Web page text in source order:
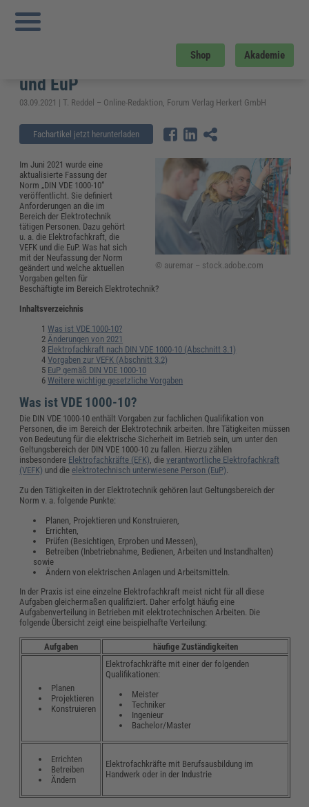
Shop Akademie
Sie sind hier:
Neue DIN VDE 1000-10: Geänderte Vorgaben für Elektrofachkraft, VEFK und EuP
Neue DIN VDE 1000-10: Geänderte
Vorgaben für Elektrofachkraft, VEFK
und EuP
03.09.2021 | T. Reddel – Online-Redaktion, Forum Verlag Herkert GmbH
Fachartikel jetzt herunterladen
© auremar – stock.adobe.com
Im Juni 2021 wurde eine
aktualisierte Fassung der
Norm „DIN VDE 1000-10“
veröffentlicht. Sie definiert
Anforderungen an die im
Bereich der Elektrotechnik
tätigen Personen. Dazu gehört
u. a. die Elektrofachkraft, die
VEFK und die EuP. Was hat sich
mit der Neufassung der Norm
geändert und welche aktuellen
Vorgaben gelten für
Beschäftigte im Bereich Elektrotechnik?
Inhaltsverzeichnis
Was ist VDE 1000-10?
Änderungen von 2021
Elektrofachkraft nach DIN VDE 1000-10 (Abschnitt 3.1)
Vorgaben zur VEFK (Abschnitt 3.2)
EuP gemäß DIN VDE 1000-10
Weitere wichtige gesetzliche Vorgaben
Was ist VDE 1000-10?
Die DIN VDE 1000-10 enthält Vorgaben zur fachlichen Qualifikation von
Personen, die im Bereich der Elektrotechnik arbeiten. Ihre Tätigkeiten müssen
von Bedeutung für die elektrische Sicherheit im Betrieb sein, um unter den
Geltungsbereich der DIN VDE 1000-10 zu fallen. Hierzu zählen
insbesondere Elektrofachkräfte (EFK), dieverantwortliche Elektrofachkraft
(VEFK) und dieelektrotechnisch unterwiesene Person (EuP).
Zu den Tätigkeiten in der Elektrotechnik gehören laut Geltungsbereich der
Norm v. a. folgende Punkte:
Planen, Projektieren und Konstruieren,
Errichten,
Prüfen (Besichtigen, Erproben und Messen),
Betreiben (Inbetriebnahme, Bedienen, Arbeiten und Instandhalten)
sowie
Ändern von elektrischen Anlagen und Arbeitsmitteln.
In der Praxis ist eine einzelne Elektrofachkraft meist nicht für all diese
Aufgaben gleichermaßen qualifiziert. Daher erfolgt häufig eine
Aufgabenverteilung in Betrieben mit elektrotechnischen Arbeiten. Die
folgende Übersicht zeigt eine beispielhafte Verteilung:
Aufgaben häufige Zuständigkeiten
Planen
Projektieren
Konstruieren
Elektrofachkräfte mit einer der folgenden
Qualifikationen:
Meister
Techniker
Ingenieur
Bachelor/Master
Errichten
Betreiben
Ändern
Elektrofachkräfte mit Berufsausbildung im
Handwerk oder in der Industrie